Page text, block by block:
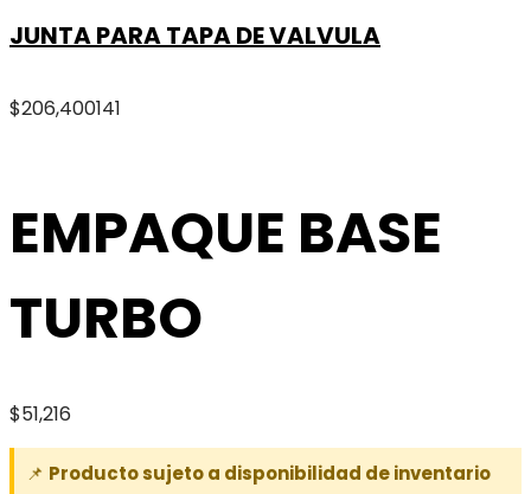
JUNTA PARA TAPA DE VALVULA
$206,400141
EMPAQUE BASE
TURBO
$51,216
📌 Producto sujeto a disponibilidad de inventario